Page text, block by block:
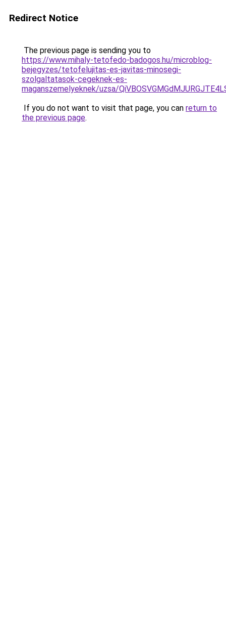
Redirect Notice
The previous page is sending you to
https://www.mihaly-tetofedo-badogos.hu/microblog-
bejegyzes/tetofelujitas-es-javitas-minosegi-
szolgaltatasok-cegeknek-es-
maganszemelyeknek/uzsa/
If you do not want to visit that page, you can return to
the previous page.